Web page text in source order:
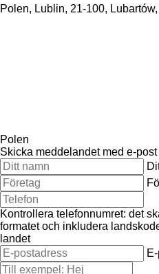
Polen, Lublin, 21-100,
Polen
Skicka meddelandet med e-post
Kontrollera telefonnumret: det
formatet och inkludera
landet